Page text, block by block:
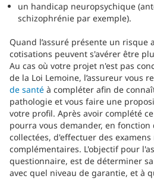
un handicap neuropsychique
schizophrénie par exemple).
Quand l’assuré présente un risque
cotisations peuvent s'avérer être
Au cas où votre projet n'est pas
de la Loi Lemoine, l’assureur vous
de santé à compléter afin de
pathologie et vous faire une
votre profil. Après avoir complété
pourra vous demander, en
collectées, d'effectuer des
complémentaires. L'objectif pour
questionnaire, est de déterminer
avec quel niveau de garantie, et à